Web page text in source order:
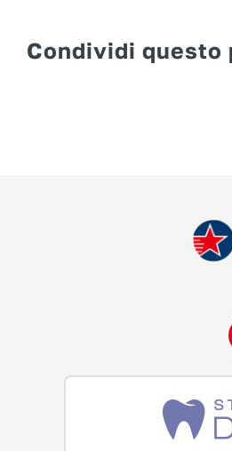
Condividi questo